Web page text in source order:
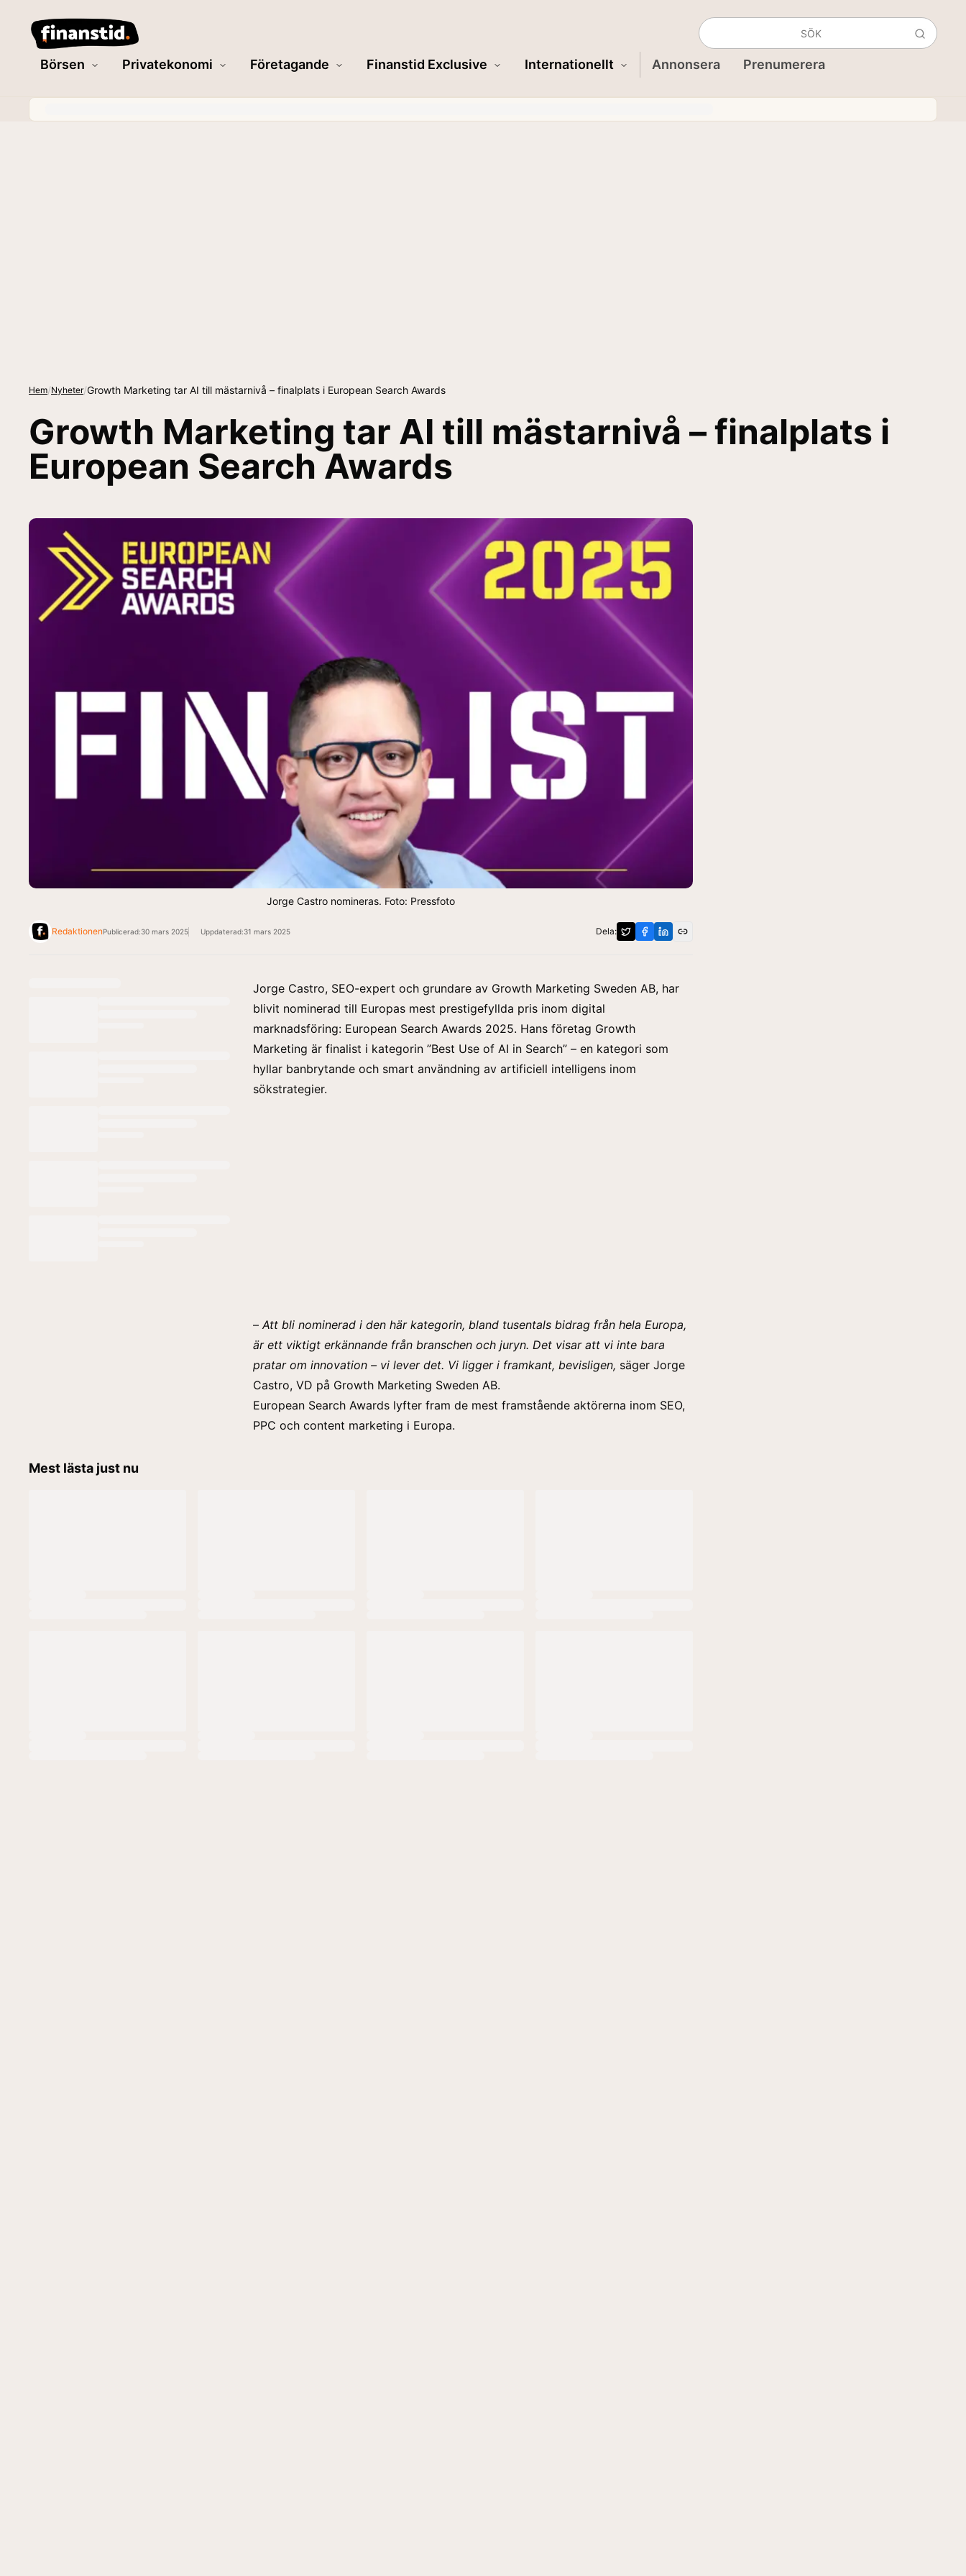
Börsen Privatekonomi Företagande Finanstid Exclusive Internationellt Annonsera Prenumerera
Hem/Nyheter/Growth Marketing tar AI till mästarnivå – finalplats i European Search Awards
Growth Marketing tar AI till mästarnivå – finalplats i
European Search Awards
Jorge Castro nomineras. Foto: Pressfoto
RedaktionenPublicerad:30 mars 2025 Uppdaterad:31 mars 2025 Dela:
Jorge Castro, SEO-expert och grundare av Growth Marketing Sweden AB, har
blivit nominerad till Europas mest prestigefyllda pris inom digital
marknadsföring: European Search Awards 2025. Hans företag Growth
Marketing är finalist i kategorin ”Best Use of AI in Search” – en kategori som
hyllar banbrytande och smart användning av artificiell intelligens inom
sökstrategier.
– Att bli nominerad i den här kategorin, bland tusentals bidrag från hela Europa,
är ett viktigt erkännande från branschen och juryn. Det visar att vi inte bara
pratar om innovation – vi lever det. Vi ligger i framkant, bevisligen, säger Jorge
Castro, VD på Growth Marketing Sweden AB.
European Search Awards lyfter fram de mest framstående aktörerna inom SEO,
PPC och content marketing i Europa.
Mest lästa just nu